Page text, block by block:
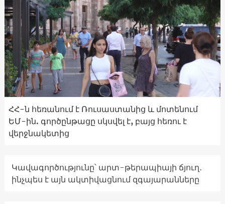
ՀՀ-ն հեռանում է Ռուսաստանից և մոտենում
ԵՄ-ին. գործընթացը սկսվել է, բայց հեռու է
վերջնակետից
Կավագործությունը՝ արտ-թերապիայի ճյուղ․
ինչպես է այն ակտիվացնում զգայարանները